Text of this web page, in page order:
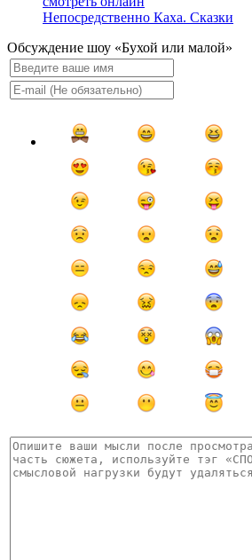
Непосредственно Каха. Сказки
Обсуждение шоу «Бухой или малой»